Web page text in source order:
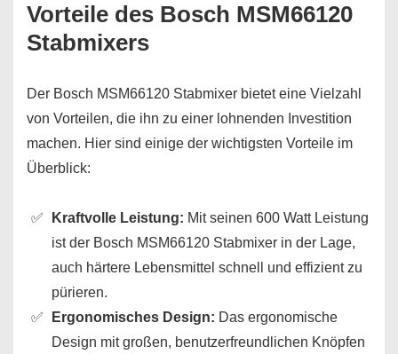
Vorteile des Bosch MSM66120
Stabmixers
Der Bosch MSM66120 Stabmixer bietet eine Vielzahl
von Vorteilen, die ihn zu einer lohnenden Investition
machen. Hier sind einige der wichtigsten Vorteile im
Überblick:
Kraftvolle Leistung: Mit seinen 600 Watt Leistung
ist der Bosch MSM66120 Stabmixer in der Lage,
auch härtere Lebensmittel schnell und effizient zu
pürieren.
Ergonomisches Design: Das ergonomische
Design mit großen, benutzerfreundlichen Knöpfen